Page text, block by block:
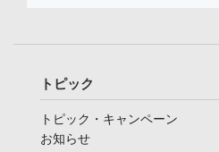
トピック
トピック・キャンペーン
お知らせ